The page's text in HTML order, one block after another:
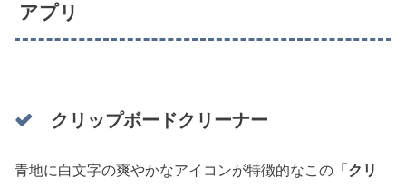
アプリ
クリップボードクリーナー
青地に白文字の爽やかなアイコンが特徴的なこの 「クリ